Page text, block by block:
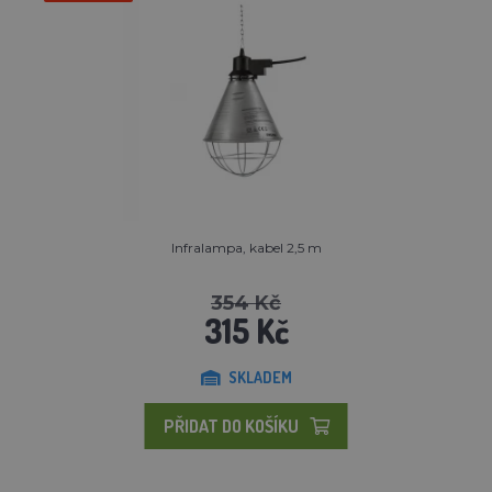
Infralampa, kabel 2,5 m
354 Kč
315 Kč
SKLADEM
PŘIDAT DO KOŠÍKU